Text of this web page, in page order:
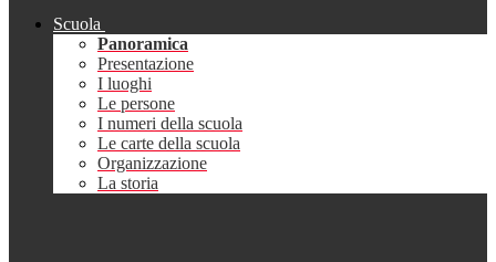
Scuola
Panoramica
Presentazione
I luoghi
Le persone
I numeri della scuola
Le carte della scuola
Organizzazione
La storia